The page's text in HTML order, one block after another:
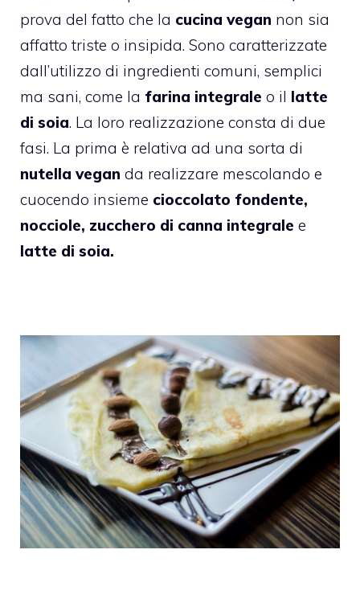
prova del fatto che la cucina vegan non sia
affatto triste o insipida. Sono caratterizzate
dall’utilizzo di ingredienti comuni, semplici
ma sani, come la farina integrale o il latte
di soia. La loro realizzazione consta di due
fasi. La prima è relativa ad una sorta di
nutella vegan da realizzare mescolando e
cuocendo insieme cioccolato fondente,
nocciole, zucchero di canna integrale e
latte di soia.